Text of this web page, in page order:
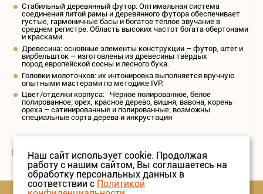
Стабильный деревянный футор: Оптимальная система
соединения литой рамы и деревянного футора обеспечивает
густые, гармоничные басы и богатое тёплое звучание в
среднем регистре. Область высоких частот богата обертонами
и красками.
Древесина: основные элементы конструкции – футор, штег и
вирбельшток – изготовлены из древесины твёрдых
пород европейской сосны и лесного бука.
Головки молоточков: их интонировка выполняется вручную
опытными мастерами по методике IVP.
Цвет/отделки корпуса: Чёрное полированное, белое
полированное; орех, красное дерево, вишня, вавона, корень
ореха – сатинированные и полированные; возможны
специальные сорта дерева и инкрустация
Вернутся в раздел "Bechstein"
Наш сайт использует cookie. Продолжая
работу с нашим сайтом, Вы соглашаетесь на
обработку персональных данных в
соответствии с Политикой